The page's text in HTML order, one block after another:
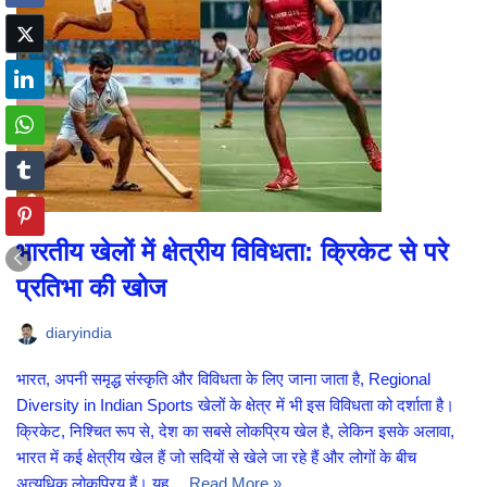
भारतीय खेलों में क्षेत्रीय विविधता: क्रिकेट से परे
प्रतिभा की खोज
diaryindia
भारत, अपनी समृद्ध संस्कृति और विविधता के लिए जाना जाता है, Regional
Diversity in Indian Sports खेलों के क्षेत्र में भी इस विविधता को दर्शाता है।
क्रिकेट, निश्चित रूप से, देश का सबसे लोकप्रिय खेल है, लेकिन इसके अलावा,
भारत में कई क्षेत्रीय खेल हैं जो सदियों से खेले जा रहे हैं और लोगों के बीच
अत्यधिक लोकप्रिय हैं। यह… Read More »